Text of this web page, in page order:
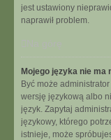
jest ustawiony
naprawił problem.
Mojego języka nie ma
Być może
wersję językową albo
język. Zapytaj
językowy, którego
istnieje, może